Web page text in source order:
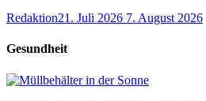
Redaktion21. Juli 2026 7. August 2026
Gesundheit